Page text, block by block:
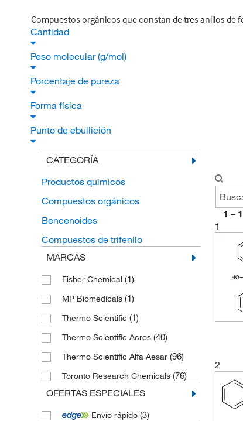
Compuestos orgánicos que constan de tres anillos de
Cantidad
Peso molecular (g/mol)
Porcentaje de pureza
Forma física
Punto de ebullición
CATEGORÍA
Productos químicos
Compuestos orgánicos
Bencenoides
Compuestos de trifenilo
MARCAS
Fisher Chemical (1)
MP Biomedicals (1)
Thermo Scientific (1)
Thermo Scientific Acros (40)
Thermo Scientific Alfa Aesar (96)
Toronto Research Chemicals (76)
OFERTAS ESPECIALES
Envío rápido (3)
1 –
1
2